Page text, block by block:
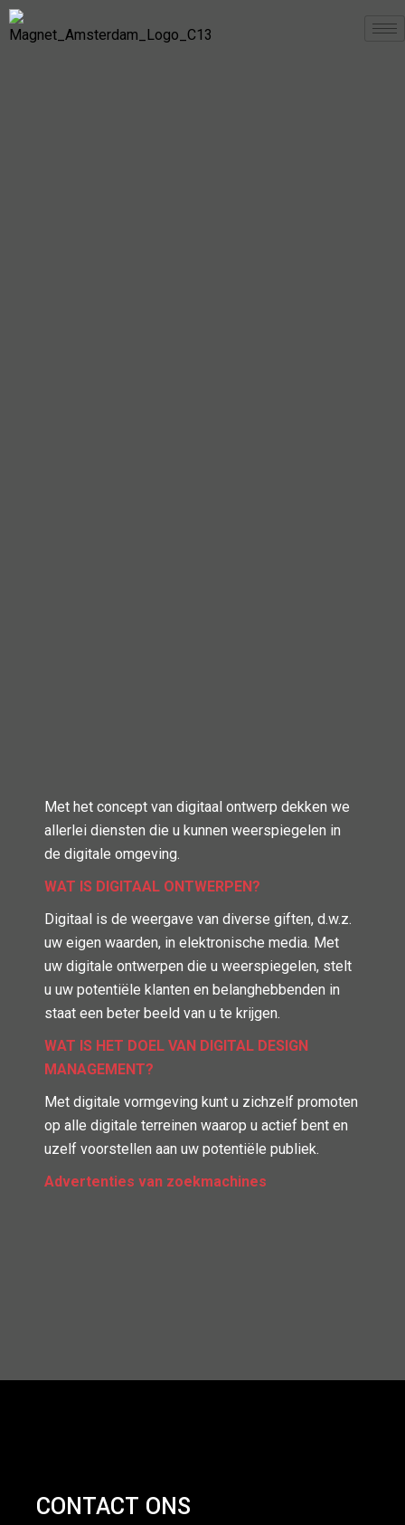
Met het concept van digitaal ontwerp dekken we
allerlei diensten die u kunnen weerspiegelen in
de digitale omgeving.
WAT IS DIGITAAL ONTWERPEN?
Digitaal is de weergave van diverse giften, d.w.z.
uw eigen waarden, in elektronische media. Met
uw digitale ontwerpen die u weerspiegelen, stelt
u uw potentiële klanten en belanghebbenden in
staat een beter beeld van u te krijgen.
WAT IS HET DOEL VAN DIGITAL DESIGN
MANAGEMENT?
Met digitale vormgeving kunt u zichzelf promoten
op alle digitale terreinen waarop u actief bent en
uzelf voorstellen aan uw potentiële publiek.
Advertenties van zoekmachines
CONTACT ONS